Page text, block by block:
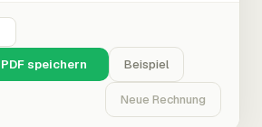
speichern Beispiel
Neue Rechnung